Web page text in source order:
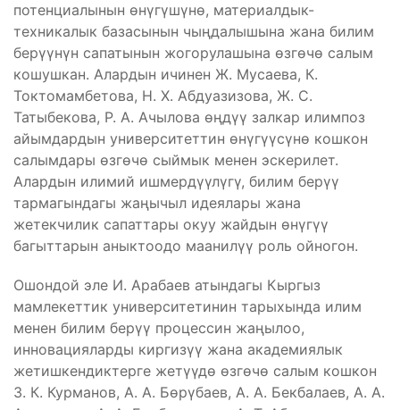
потенциалынын өнүгүшүнө, материалдык-
техникалык базасынын чыңдалышына жана билим
берүүнүн сапатынын жогорулашына өзгөчө салым
кошушкан. Алардын ичинен Ж. Мусаева, К.
Токтомамбетова, Н. Х. Абдуазизова, Ж. С.
Татыбекова, Р. А. Ачылова өңдүү залкар илимпоз
айымдардын университеттин өнүгүүсүнө кошкон
салымдары өзгөчө сыймык менен эскерилет.
Алардын илимий ишмердүүлүгү, билим берүү
тармагындагы жаңычыл идеялары жана
жетекчилик сапаттары окуу жайдын өнүгүү
багыттарын аныктоодо маанилүү роль ойногон.
Ошондой эле И. Арабаев атындагы Кыргыз
мамлекеттик университетинин тарыхында илим
менен билим берүү процессин жаңылоо,
инновацияларды киргизүү жана академиялык
жетишкендиктерге жетүүдө өзгөчө салым кошкон
З. К. Курманов, А. А. Бөрүбаев, А. А. Бекбалаев, А. А.